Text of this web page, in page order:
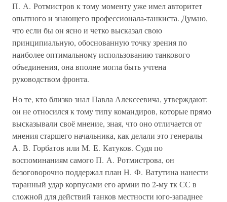
П. А. Ротмистров к тому моменту уже имел авторитет
опытного и знающего профессионала-танкиста. Думаю,
что если бы он ясно и четко высказал свою
принципиальную, обоснованную точку зрения по
наиболее оптимальному использованию танкового
объединения, она вполне могла быть учтена
руководством фронта.
Но те, кто близко знал Павла Алексеевича, утверждают:
он не относился к тому типу командиров, которые прямо
высказывали своё мнение, зная, что оно отличается от
мнения старшего начальника, как делали это генералы
А. В. Горбатов или М. Е. Катуков. Судя по
воспоминаниям самого П. А. Ротмистрова, он
безоговорочно поддержал план Н. Ф. Ватутина нанести
таранный удар корпусами его армии по 2-му тк СС в
сложной для действий танков местности юго-западнее